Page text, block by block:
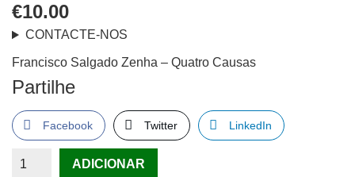
€10.00
CONTACTE-NOS
Francisco Salgado Zenha – Quatro Causas
Partilhe
Facebook Twitter LinkedIn
QuantidadeADICIONAR